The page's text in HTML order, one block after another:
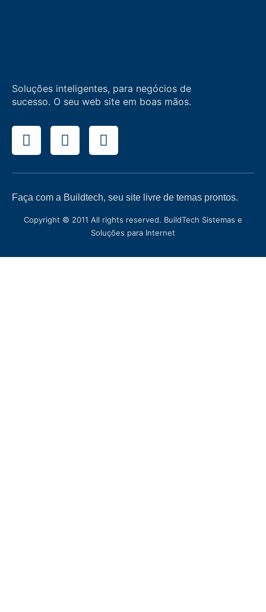
Soluções inteligentes, para negócios de
sucesso. O seu web site em boas mãos.
Faça com a Buildtech, seu site livre de temas prontos.
Copyright © 2011 All rights reserved. BuildTech Sistemas e
Soluções para Internet